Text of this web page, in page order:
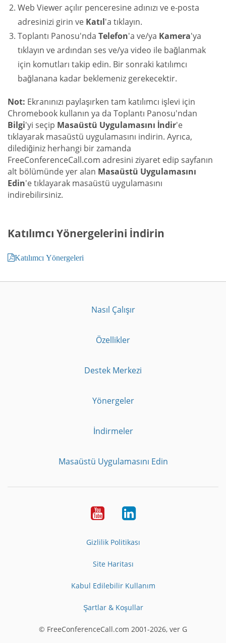
Web Viewer açılır penceresine adınızı ve e-posta
adresinizi girin ve Katıl'a tıklayın.
Toplantı Panosu'nda Telefon'a ve/ya Kamera'ya
tıklayın ve ardından ses ve/ya video ile bağlanmak
için komutları takip edin. Bir sonraki katılımcı
bağlanana kadar beklemeniz gerekecektir.
Not: Ekranınızı paylaşırken tam katılımcı işlevi için
Chromebook kullanın ya da Toplantı Panosu'ndan
Bilgi'yi seçip Masaüstü Uygulamasını İndir'e
tıklayarak masaüstü uygulamasını indirin. Ayrıca,
dilediğiniz herhangi bir zamanda
FreeConferenceCall.com adresini ziyaret edip sayfanın
alt bölümünde yer alan Masaüstü Uygulamasını
Edin'e tıklayarak masaüstü uygulamasını
indirebilirsiniz.
Katılımcı Yönergelerini İndirin
Katılımcı Yönergeleri
Nasıl Çalışır
Özellikler
Destek Merkezi
Yönergeler
İndirmeler
Masaüstü Uygulamasını Edin
YoutubeLinkedIn
Gizlilik Politikası
Site Haritası
Kabul Edilebilir Kullanım
Şartlar & Koşullar
© FreeConferenceCall.com 2001-2026, ver G